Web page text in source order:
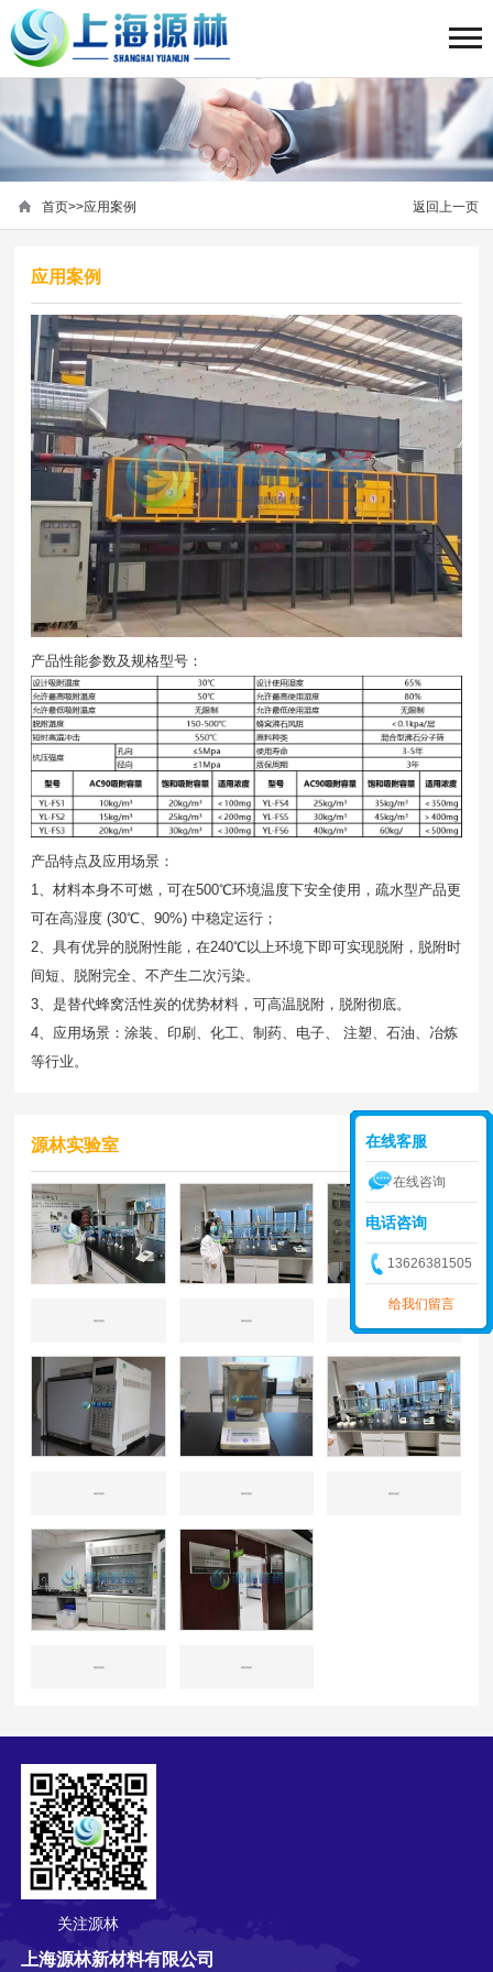
返回上一页
首页>>应用案例
应用案例
产品性能参数及规格型号：
产品特点及应用场景：
1、材料本身不可燃，可在500℃环境温度下安全使用，疏水型产品更
可在高湿度 (30℃、90%) 中稳定运行；
2、具有优异的脱附性能，在240℃以上环境下即可实现脱附，脱附时
间短、脱附完全、不产生二次污染。
3、是替代蜂窝活性炭的优势材料，可高温脱附，脱附彻底。
4、应用场景：涂装、印刷、化工、制药、电子、 注塑、石油、冶炼
等行业。
源林实验室
源林实验室 源林实验室
关注源林
上海源林新材料有限公司
在线客服
在线咨询
电话咨询
13626381505
给我们留言